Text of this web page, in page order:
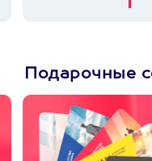
Подарочные